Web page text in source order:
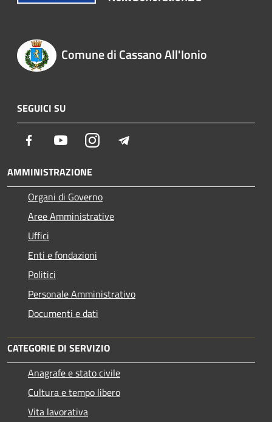
Comune di Cassano All'Ionio
SEGUICI SU
Facebook YoutubeInstagram
AMMINISTRAZIONE
Organi di Governo
Aree Amministrative
Uffici
Enti e fondazioni
Politici
Personale Amministrativo
Documenti e dati
CATEGORIE DI SERVIZIO
Anagrafe e stato civile
Cultura e tempo libero
Vita lavorativa